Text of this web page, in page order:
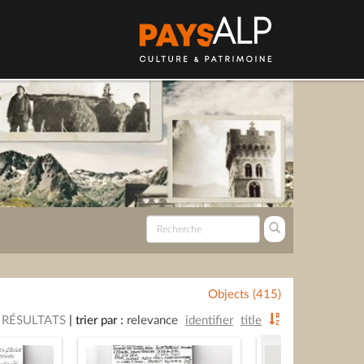
Objects (415)
trier par : relevance identifier title